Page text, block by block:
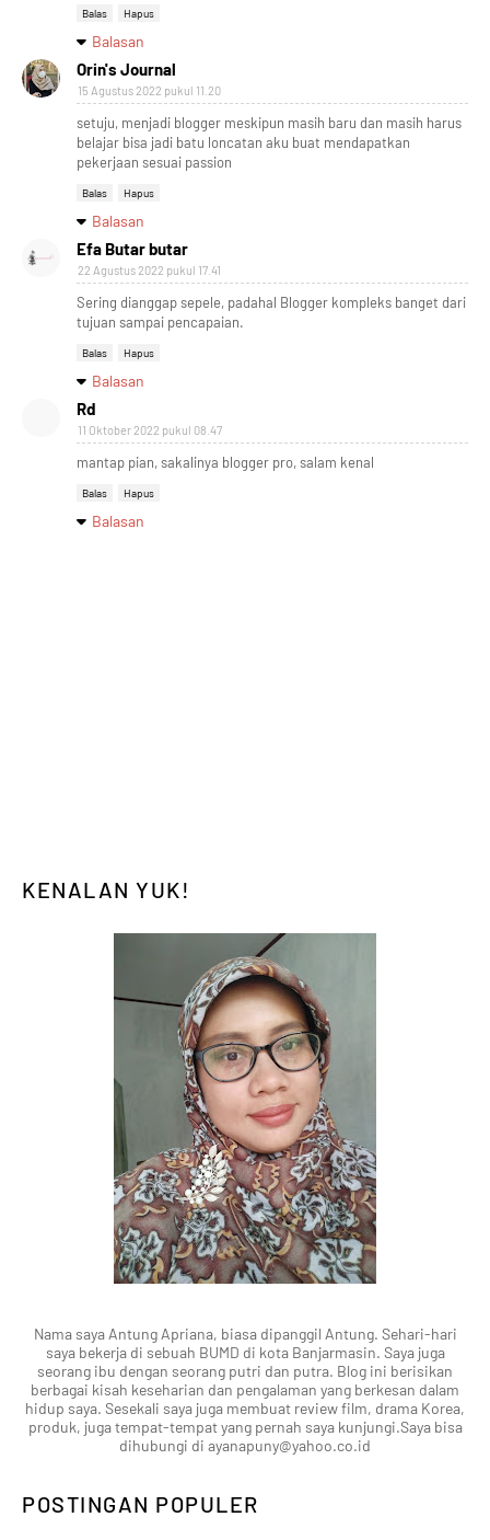
Balas Hapus
Balasan
Orin's Journal
15 Agustus 2022 pukul 11.20
setuju, menjadi blogger meskipun masih baru dan masih harus
belajar bisa jadi batu loncatan aku buat mendapatkan
pekerjaan sesuai passion
Balas Hapus
Balasan
Efa Butar butar
22 Agustus 2022 pukul 17.41
Sering dianggap sepele, padahal Blogger kompleks banget dari
tujuan sampai pencapaian.
Balas Hapus
Balasan
Rd
11 Oktober 2022 pukul 08.47
mantap pian, sakalinya blogger pro, salam kenal
Balas Hapus
Balasan
KENALAN YUK!
Nama saya Antung Apriana, biasa dipanggil Antung. Sehari-hari
saya bekerja di sebuah BUMD di kota Banjarmasin. Saya juga
seorang ibu dengan seorang putri dan putra. Blog ini berisikan
berbagai kisah keseharian dan pengalaman yang berkesan dalam
hidup saya. Sesekali saya juga membuat review film, drama Korea,
produk, juga tempat-tempat yang pernah saya kunjungi.Saya bisa
dihubungi di ayanapuny@yahoo.co.id
POSTINGAN POPULER